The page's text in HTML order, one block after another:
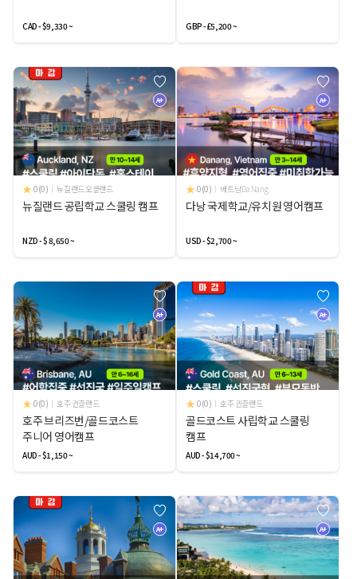
CAD - $9,330 ~ GBP - £5,200 ~
A+
0(0) 뉴질랜드 오클랜드
뉴질랜드 공립학교 스쿨링 캠프
NZD - $ 8,650 ~
A+
0(0) 베트남 Da Nang
다낭 국제학교/유치원 영어캠프
USD - $2,700 ~
A+
0(0) 호주 퀸즐랜드
호주 브리즈번/골드코스트
주니어 영어캠프
AUD - $1,150 ~
A+
0(0) 호주 퀸즐랜드
골드코스트 사립학교 스쿨링
캠프
AUD - $14,700 ~
A+ A+